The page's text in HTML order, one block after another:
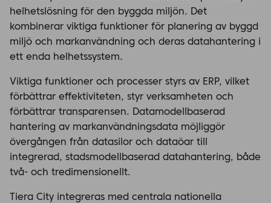
helhetslösning för den byggda miljön. Det
kombinerar viktiga funktioner för planering av byggd
miljö och markanvändning och deras datahantering i
ett enda helhetssystem.
Viktiga funktioner och processer styrs av ERP, vilket
förbättrar effektiviteten, styr verksamheten och
förbättrar transparensen. Datamodellbaserad
hantering av markanvändningsdata möjliggör
övergången från datasilor och dataöar till
integrerad, stadsmodellbaserad datahantering, både
två- och tredimensionellt.
Tiera City integreras med centrala nationella